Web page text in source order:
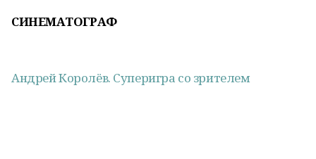
СИНЕМАТОГРАФ
Андрей Королёв. Суперигра со зрителем